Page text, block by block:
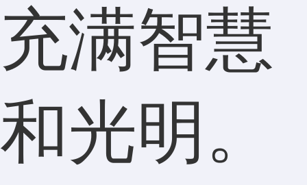
充满智慧
和光明。